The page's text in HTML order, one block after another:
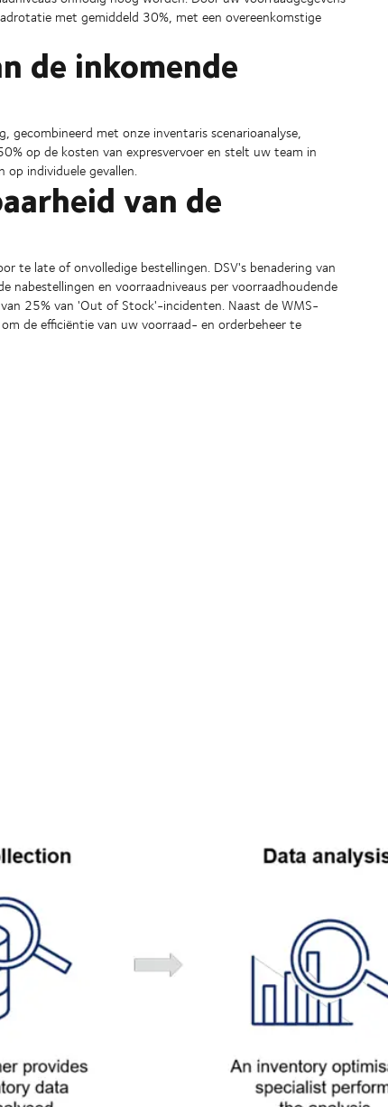
met gemiddeld 30%, met een overeenkomstige
de inkomende
met onze inventaris scenarioanalyse,
op de kosten van expresvervoer en stelt uw team in
op individuele gevallen.
van de
te late of onvolledige bestellingen. DSV's benadering van
nabestellingen en voorraadniveaus per voorraadhoudende
25% van 'Out of Stock'-incidenten. Naast de WMS-
de efficiëntie van uw voorraad- en orderbeheer te